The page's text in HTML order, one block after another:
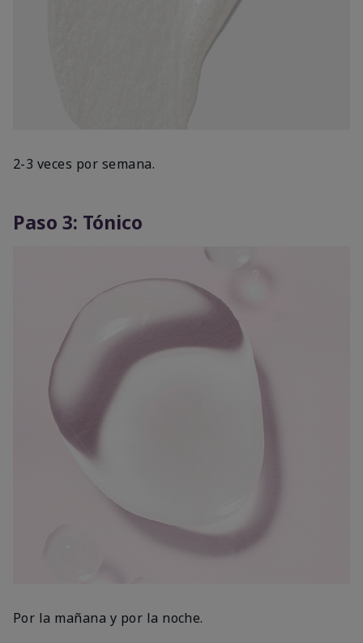
2-3 veces por semana.
Paso 3: Tónico
Por la mañana y por la noche.